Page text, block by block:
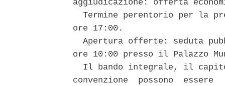
aggiudicazione: offerta
Termine perentorio per la
ore 17:00.
Apertura offerte: seduta
ore 10:00 presso il Palazzo
Il bando integrale, il
convenzione  possono